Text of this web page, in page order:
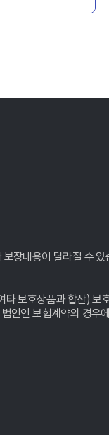
장내용이 달라질 수 있
타 보호상품과 합산) 보
인인 보험계약의 경우